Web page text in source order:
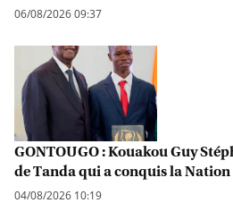
06/08/2026 09:37
GONTOUGO : Kouakou Guy
de Tanda qui a conquis la Nation
04/08/2026 10:19